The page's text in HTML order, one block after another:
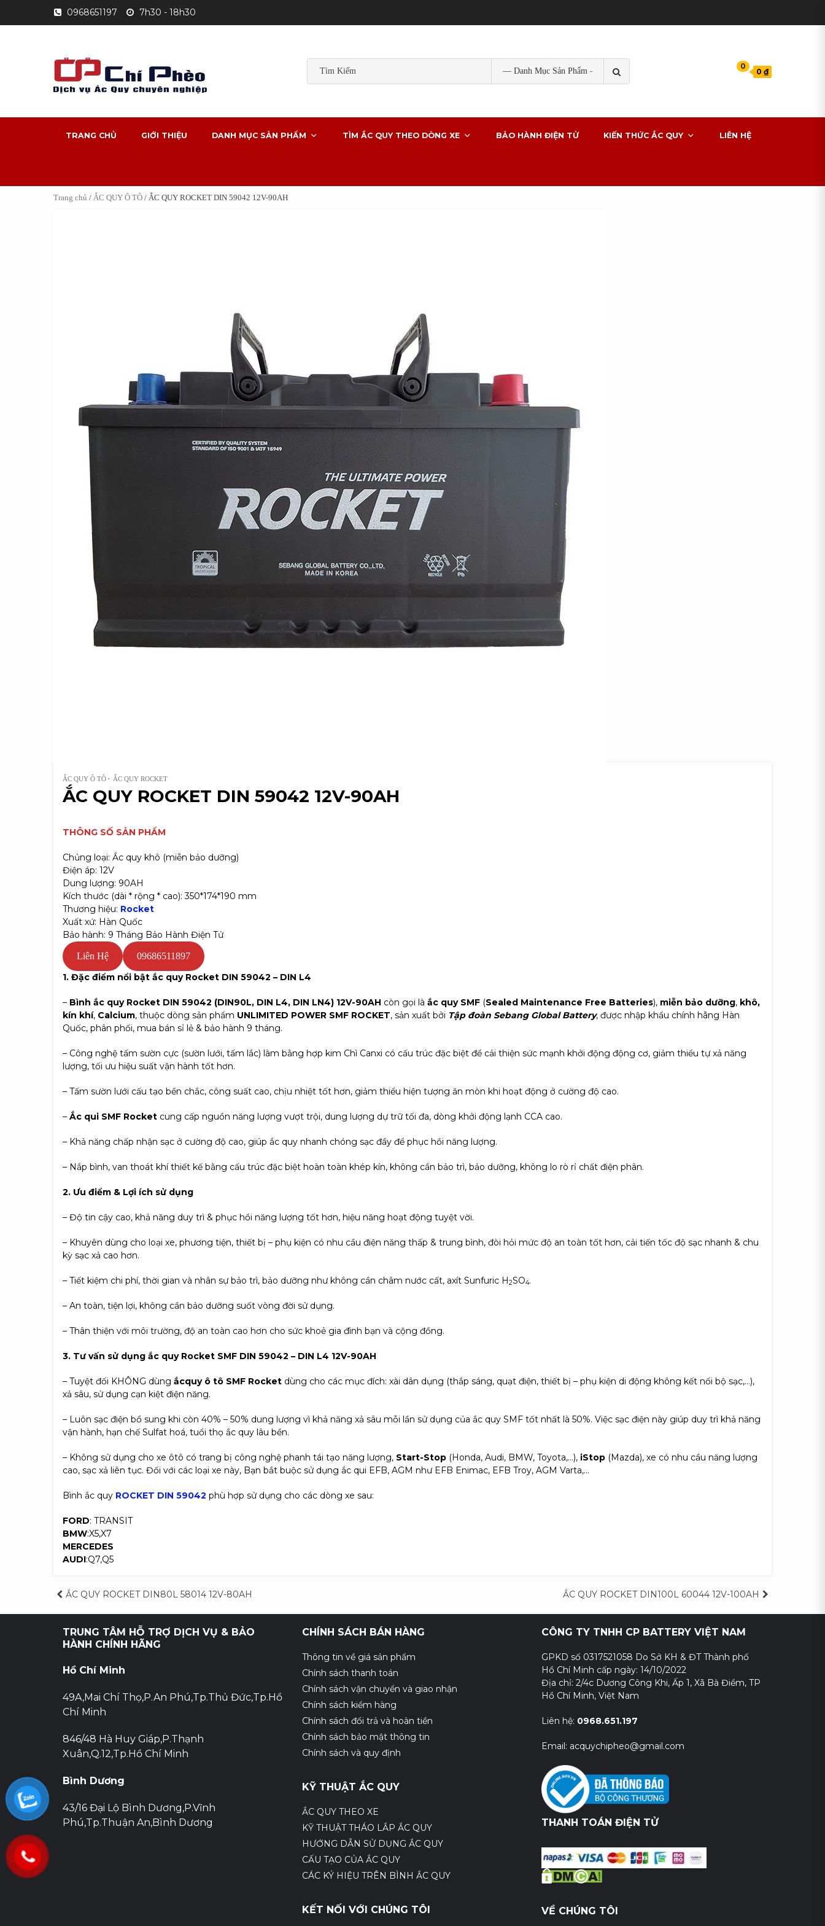
0968651197 7h30 - 18h30
KIẾM
0
0 ₫
TRANG CHỦ GIỚI THIỆU DANH MỤC SẢN PHẨM TÌM ẮC QUY THEO DÒNG XE BẢO HÀNH ĐIỆN TỬ KIẾN THỨC ẮC QUY LIÊN HỆ
Trang chủ / ẮC QUY Ô TÔ / ẮC QUY ROCKET DIN 59042 12V-90AH
ẮC QUY Ô TÔ ẮC QUY ROCKET
ẮC QUY ROCKET DIN 59042 12V-90AH
THÔNG SỐ SẢN PHẨM
Chủng loại: Ắc quy khô (miễn bảo dưỡng)
Điện áp: 12V
Dung lượng: 90AH
Kích thước (dài * rộng * cao): 350*174*190 mm
Thương hiệu: Rocket
Xuất xứ: Hàn Quốc
Bảo hành: 9 Tháng Bảo Hành Điện Tử
Liên Hệ 09686511897
1. Đặc điểm nổi bật ắc quy Rocket DIN 59042 – DIN L4
– Bình ắc quy Rocket DIN 59042 (DIN90L, DIN L4, DIN LN4) 12V-90AH còn gọi là ắc quy SMF (Sealed Maintenance Free Batteries), miễn bảo dưỡng, khô,
kín khí, Calcium, thuộc dòng sản phẩm UNLIMITED POWER SMF ROCKET, sản xuất bởi Tập đoàn Sebang Global Battery, được nhập khẩu chính hãng Hàn
Quốc, phân phối, mua bán sỉ lẻ & bảo hành 9 tháng.
– Công nghệ tấm sườn cực (sườn lưới, tấm lắc) làm bằng hợp kim Chì Canxi có cấu trúc đặc biệt để cải thiện sức mạnh khởi động động cơ, giảm thiểu tự xả năng
lượng, tối ưu hiệu suất vận hành tốt hơn.
– Tấm sườn lưới cấu tạo bền chắc, công suất cao, chịu nhiệt tốt hơn, giảm thiểu hiện tượng ăn mòn khi hoạt động ở cường độ cao.
– Ắc qui SMF Rocket cung cấp nguồn năng lượng vượt trội, dung lượng dự trữ tối đa, dòng khởi động lạnh CCA cao.
– Khả năng chấp nhận sạc ở cường độ cao, giúp ắc quy nhanh chóng sạc đầy để phục hồi năng lượng.
– Nắp bình, van thoát khí thiết kế bằng cấu trúc đặc biệt hoàn toàn khép kín, không cần bảo trì, bảo dưỡng, không lo rò rỉ chất điện phân.
2. Ưu điểm & Lợi ích sử dụng
– Độ tin cậy cao, khả năng duy trì & phục hồi năng lượng tốt hơn, hiệu năng hoạt động tuyệt vời.
– Khuyên dùng cho loại xe, phương tiện, thiết bị – phụ kiện có nhu cầu điện năng thấp & trung bình, đòi hỏi mức độ an toàn tốt hơn, cải tiến tốc độ sạc nhanh & chu
kỳ sạc xả cao hơn.
– Tiết kiệm chi phí, thời gian và nhân sự bảo trì, bảo dưỡng như không cần châm nước cất, axít Sunfuric H2SO4.
– An toàn, tiện lợi, không cần bảo dưỡng suốt vòng đời sử dụng.
– Thân thiện với môi trường, độ an toàn cao hơn cho sức khoẻ gia đình bạn và cộng đồng.
3. Tư vấn sử dụng ắc quy Rocket SMF DIN 59042 – DIN L4 12V-90AH
– Tuyệt đối KHÔNG dùng ắcquy ô tô SMF Rocket dùng cho các mục đích: xài dân dụng (thắp sáng, quạt điện, thiết bị – phụ kiện di động không kết nối bộ sạc,…),
xả sâu, sử dụng cạn kiệt điện năng.
– Luôn sạc điện bổ sung khi còn 40% – 50% dung lượng vì khả năng xả sâu mỗi lần sử dụng của ắc quy SMF tốt nhất là 50%. Việc sạc điện này giúp duy trì khả năng
vận hành, hạn chế Sulfat hoá, tuổi thọ ắc quy lâu bền.
– Không sử dụng cho xe ôtô có trang bị công nghệ phanh tái tạo năng lượng, Start-Stop (Honda, Audi, BMW, Toyota,…), iStop (Mazda), xe có nhu cầu năng lượng
cao, sạc xả liên tục. Đối với các loại xe này, Bạn bắt buộc sử dụng ắc qui EFB, AGM như EFB Enimac, EFB Troy, AGM Varta,…
Bình ắc quy ROCKET DIN 59042 phù hợp sử dụng cho các dòng xe sau:
FORD: TRANSIT
BMW:X5,X7
MERCEDES
AUDI:Q7,Q5
Điều
hướng
bài
viết
ẮC QUY ROCKET DIN80L 58014 12V-80AH ẮC QUY ROCKET DIN100L 60044 12V-100AH
TRUNG TÂM HỖ TRỢ DỊCH VỤ & BẢO
HÀNH CHÍNH HÃNG
Hồ Chí Minh
49A,Mai Chí Thọ,P.An Phú,Tp.Thủ Đức,Tp.Hồ
Chí Minh
846/48 Hà Huy Giáp,P.Thạnh
Xuân,Q.12,Tp.Hồ Chí Minh
Bình Dương
43/16 Đại Lộ Bình Dương,P.Vĩnh
Phú,Tp.Thuận An,Bình Dương
CHÍNH SÁCH BÁN HÀNG
Thông tin về giá sản phẩm
Chính sách thanh toán
Chính sách vận chuyển và giao nhận
Chính sách kiểm hàng
Chính sách đổi trả và hoàn tiền
Chính sách bảo mật thông tin
Chính sách và quy định
KỸ THUẬT ẮC QUY
ẮC QUY THEO XE
KỸ THUẬT THÁO LẮP ẮC QUY
HƯỚNG DẪN SỬ DỤNG ẮC QUY
CẤU TẠO CỦA ẮC QUY
CÁC KÝ HIỆU TRÊN BÌNH ẮC QUY
KẾT NỐI VỚI CHÚNG TÔI
CÔNG TY TNHH CP BATTERY VIỆT NAM
GPKD số 0317521058 Do Sở KH & ĐT Thành phố
Hồ Chí Minh cấp ngày: 14/10/2022
Địa chỉ: 2/4c Dương Công Khi, Ấp 1, Xã Bà Điểm, TP
Hồ Chí Minh, Việt Nam
Liên hệ: 0968.651.197
Email: acquychipheo@gmail.com
THANH TOÁN ĐIỆN TỬ
VỀ CHÚNG TÔI